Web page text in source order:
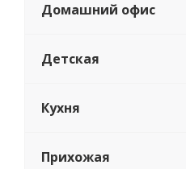
Домашний офис
Детская
Кухня
Прихожая